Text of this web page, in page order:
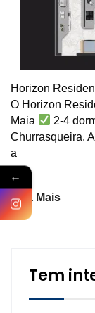
Horizon
O Horizon
Maia
2-4
Churrasqueira.
a
Veja Mais
Tem
←